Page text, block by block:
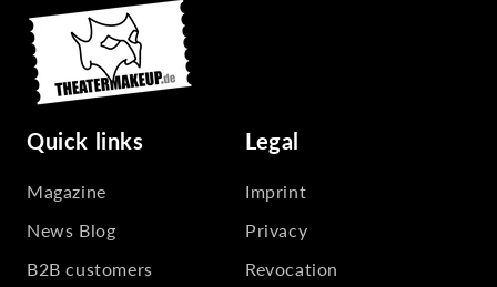
Quick links
Magazine
News Blog
B2B customers
Legal
Imprint
Privacy
Revocation